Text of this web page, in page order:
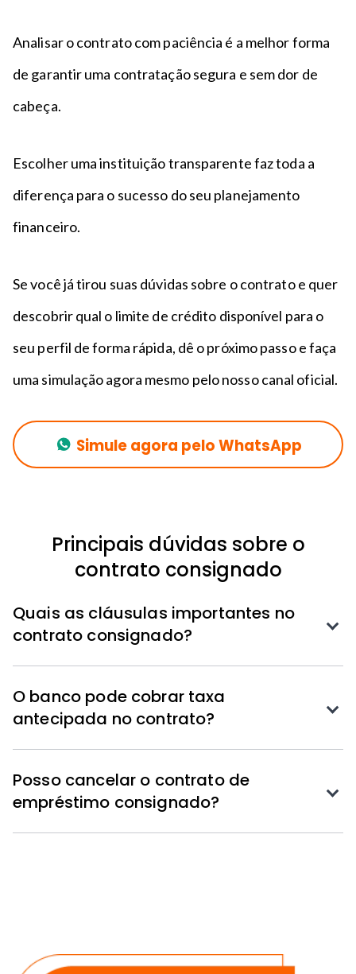
Analisar o contrato com paciência é a melhor forma
de garantir uma contratação segura e sem dor de
cabeça.
Escolher uma instituição transparente faz toda a
diferença para o sucesso do seu planejamento
financeiro.
Se você já tirou suas dúvidas sobre o contrato e quer
descobrir qual o limite de crédito disponível para o
seu perfil de forma rápida, dê o próximo passo e faça
uma simulação agora mesmo pelo nosso canal oficial.
Simule agora pelo WhatsApp
Principais dúvidas sobre o
contrato consignado
Quais as cláusulas importantes no
contrato consignado?
O banco pode cobrar taxa
antecipada no contrato?
Posso cancelar o contrato de
empréstimo consignado?